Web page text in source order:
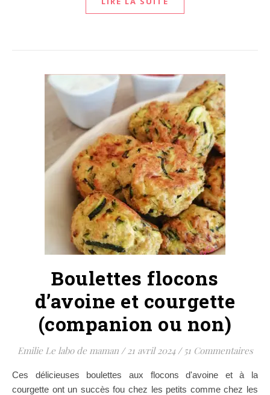
Boulettes flocons
d’avoine et courgette
(companion ou non)
Emilie Le labo de maman / 21 avril 2024 / 51 Commentaires
Ces délicieuses boulettes aux flocons d'avoine et à la
courgette ont un succès fou chez les petits comme chez les